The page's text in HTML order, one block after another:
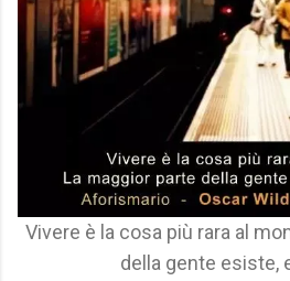
Vivere è la cosa più rara al
della gente esiste,